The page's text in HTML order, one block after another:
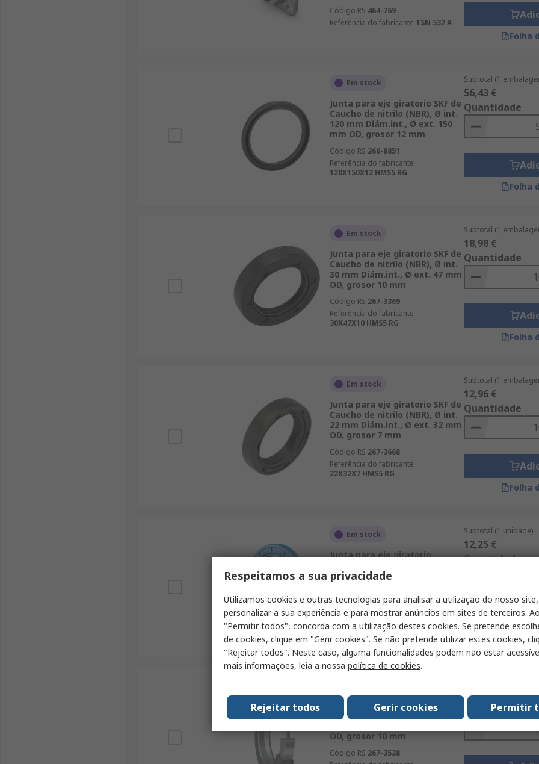
Código RS 464-769
Referência do fabricante TSN 532 A
Folha
Em stock
Junta para eje giratorio SKF de
Caucho de nitrilo (NBR), Ø int.
120 mm Diám.int., Ø ext. 150
mm OD, grosor 12 mm
Código RS 266-8851
Referência do fabricante
120X150X12 HMS5 RG
Subtotal (1
56,43 €
Quantidade
Folha
Em stock
Junta para eje giratorio SKF de
Caucho de nitrilo (NBR), Ø int.
30 mm Diám.int., Ø ext. 47 mm
OD, grosor 10 mm
Código RS 267-3369
Referência do fabricante
30X47X10 HMS5 RG
Subtotal (1
18,98 €
Quantidade
Folha
Em stock
Junta para eje giratorio SKF de
Caucho de nitrilo (NBR), Ø int.
22 mm Diám.int., Ø ext. 32 mm
OD, grosor 7 mm
Código RS 267-3668
Referência do fabricante
22X32X7 HMS5 RG
Subtotal (1
12,96 €
Quantidade
Folha
Em stock
Junta para eje giratorio
Technologies Simrit de 72
Caucho nitrilo butadieno 902,
Ø int. 30 mm
Código RS829-3604
Referência do fabricante40413263
Subtotal (1 unidade)
12,25 €
Quantidade
Folha
Junta para eje giratorio SKF de
Caucho de nitrilo (NBR), Ø int.
OD, grosor 10 mm
Código RS 267-3538
Subtotal (1
21,69 €
Quantidade
Respeitamos a sua privacidade
Utilizamos cookies e outras tecnologias para analisar a utilização do nosso
personalizar a sua experiência e para mostrar anúncios em sites de terceiros.
"Permitir todos", concorda com a utilização destes cookies. Se pretende
de cookies, clique em "Gerir cookies". Se não pretende utilizar estes cookies,
"Rejeitar todos". Neste caso, alguma funcionalidades podem não estar
mais informações, leia a nossa política de cookies.
Permitir
Gerir cookies
Rejeitar todos